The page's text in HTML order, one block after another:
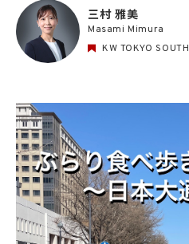
三村 雅美
Masami Mimura
KW TOKYO SOUTH